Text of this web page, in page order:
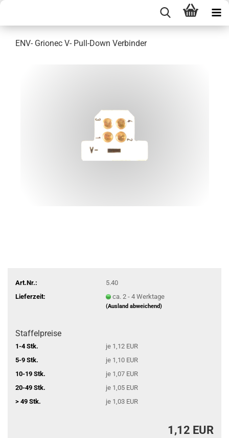
ENV- Grionec V- Pull-Down Verbinder
Art.Nr.:
5.40
Lieferzeit:
ca. 2 - 4 Werktage
(Ausland abweichend)
Staffelpreise
1-4 Stk.
je 1,12 EUR
5-9 Stk.
je 1,10 EUR
10-19 Stk.
je 1,07 EUR
20-49 Stk.
je 1,05 EUR
> 49 Stk.
je 1,03 EUR
1,12 EUR